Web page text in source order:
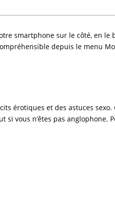
smartphone sur le côté, en le
depuis le menu
érotiques et des astuces
vous n’êtes pas anglophone.